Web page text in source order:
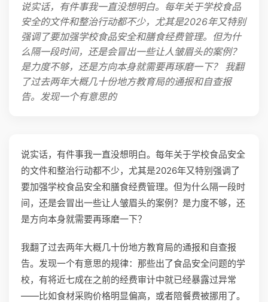
说实话，有件事我一直没想明白。每年关于学校食品
安全的文件和整治行动都不少，尤其是2026年又特别
强调了要加强学校食品安全和膳食经费管理。但为什
么隔一段时间，还是会冒出一些让人皱眉头的案例？
是力度不够，还是方向本身就需要再琢磨一下？ 我翻
了过去两年大概几十份地方教育局的通报和自查报
告。发现一个有意思的
说实话，有件事我一直没想明白。每年关于学校食品安全
的文件和整治行动都不少，尤其是2026年又特别强调了
要加强学校食品安全和膳食经费管理。但为什么隔一段时
间，还是会冒出一些让人皱眉头的案例？是力度不够，还
是方向本身就需要再琢磨一下？
我翻了过去两年大概几十份地方教育局的通报和自查报
告。发现一个有意思的规律：那些出了食品安全问题的学
校，有将近七成在之前的经费审计中就已经暴露过异常
——比如食材采购价格明显偏高，或者陪餐费被挪用了。